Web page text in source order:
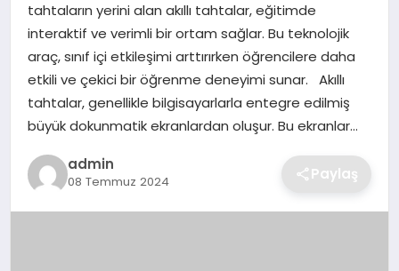
MAGAZIN
SAĞLIK
SIYASET
SPOR
TEKNOLOJI
tahtaların yerini alan akıllı tahtalar, eğitimde
interaktif ve verimli bir ortam sağlar. Bu teknolojik
araç, sınıf içi etkileşimi arttırırken öğrencilere daha
etkili ve çekici bir öğrenme deneyimi sunar. Akıllı
tahtalar, genellikle bilgisayarlarla entegre edilmiş
büyük dokunmatik ekranlardan oluşur. Bu ekranlar…
admin
08 Temmuz 2024 Paylaş